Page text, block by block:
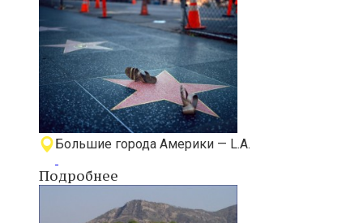
Большие города Америки — L.A.
Подробнее